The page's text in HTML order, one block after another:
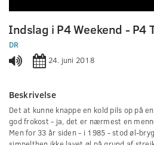
seconds
of
0
seconds
Indslag i P4 Weekend - P4
DR
24. juni 2018
Beskrivelse
Det at kunne knappe en kold pils op på
god frokost - ja, det er nærmest en
Men for 33 år siden - i 1985 - stod øl-